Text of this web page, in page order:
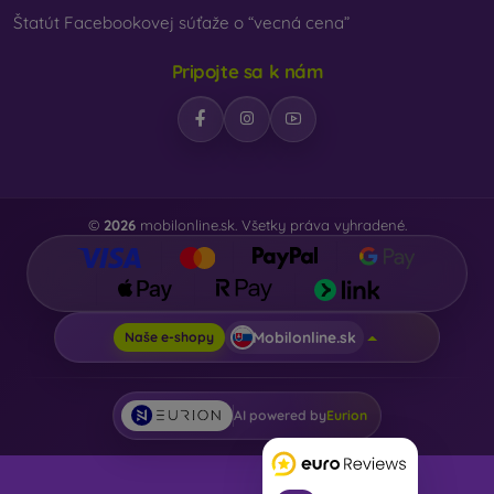
Štatút Facebookovej súťaže o “vecná cena”
Pripojte sa k nám
© 2026mobilonline.sk. Všetky práva vyhradené.
Naše e-shopy Mobilonline.sk
AI powered byEurion